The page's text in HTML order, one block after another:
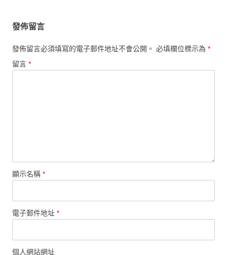
發佈留言
發佈留言必須填寫的電子郵件地址不會公開。 必填欄位標示為 *
留言 *
顯示名稱 *
電子郵件地址 *
個人網站網址